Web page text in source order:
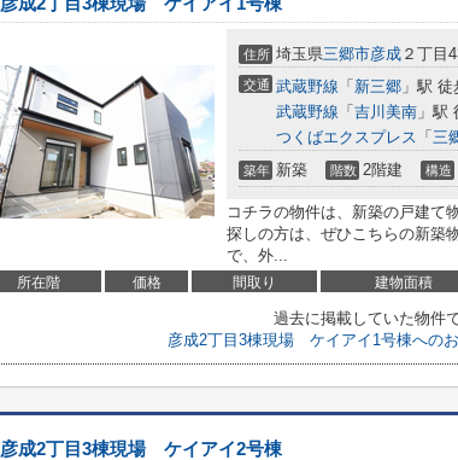
住所 埼玉県三郷市彦成 ２丁目
交通 武蔵野線 「 新三郷 」駅 徒
武蔵野線 「 吉川美南 」駅
つくばエクスプレス 「 三
築年 新築 階数 2階建 構造
コチラの物件は、新築の戸建て
探しの方は、ぜひこちらの新築
で、外...
所在階 価格 間取り 建物面積
過去に掲載していた物件で
彦成2丁目3棟現場 ケイアイ1号棟への
彦成2丁目3棟現場 ケイアイ2号棟